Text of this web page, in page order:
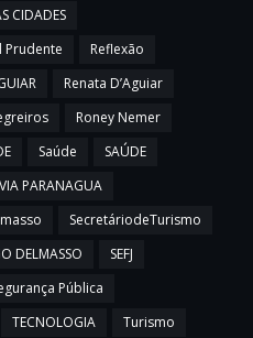
CIDADES
Prudente
Reflexão
Renata D’Aguiar
Roney Nemer
Saúde
SAÚDE
PARANAGUA
SecretáriodeTurismo
DELMASSO
SEFJ
Pública
TECNOLOGIA
Turismo